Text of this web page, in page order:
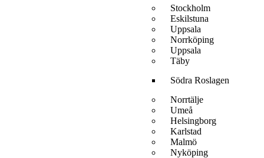
Stockholm
Eskilstuna
Uppsala
Norrköping
Uppsala
Täby
Södra Roslagen
Norrtälje
Umeå
Helsingborg
Karlstad
Malmö
Nyköping